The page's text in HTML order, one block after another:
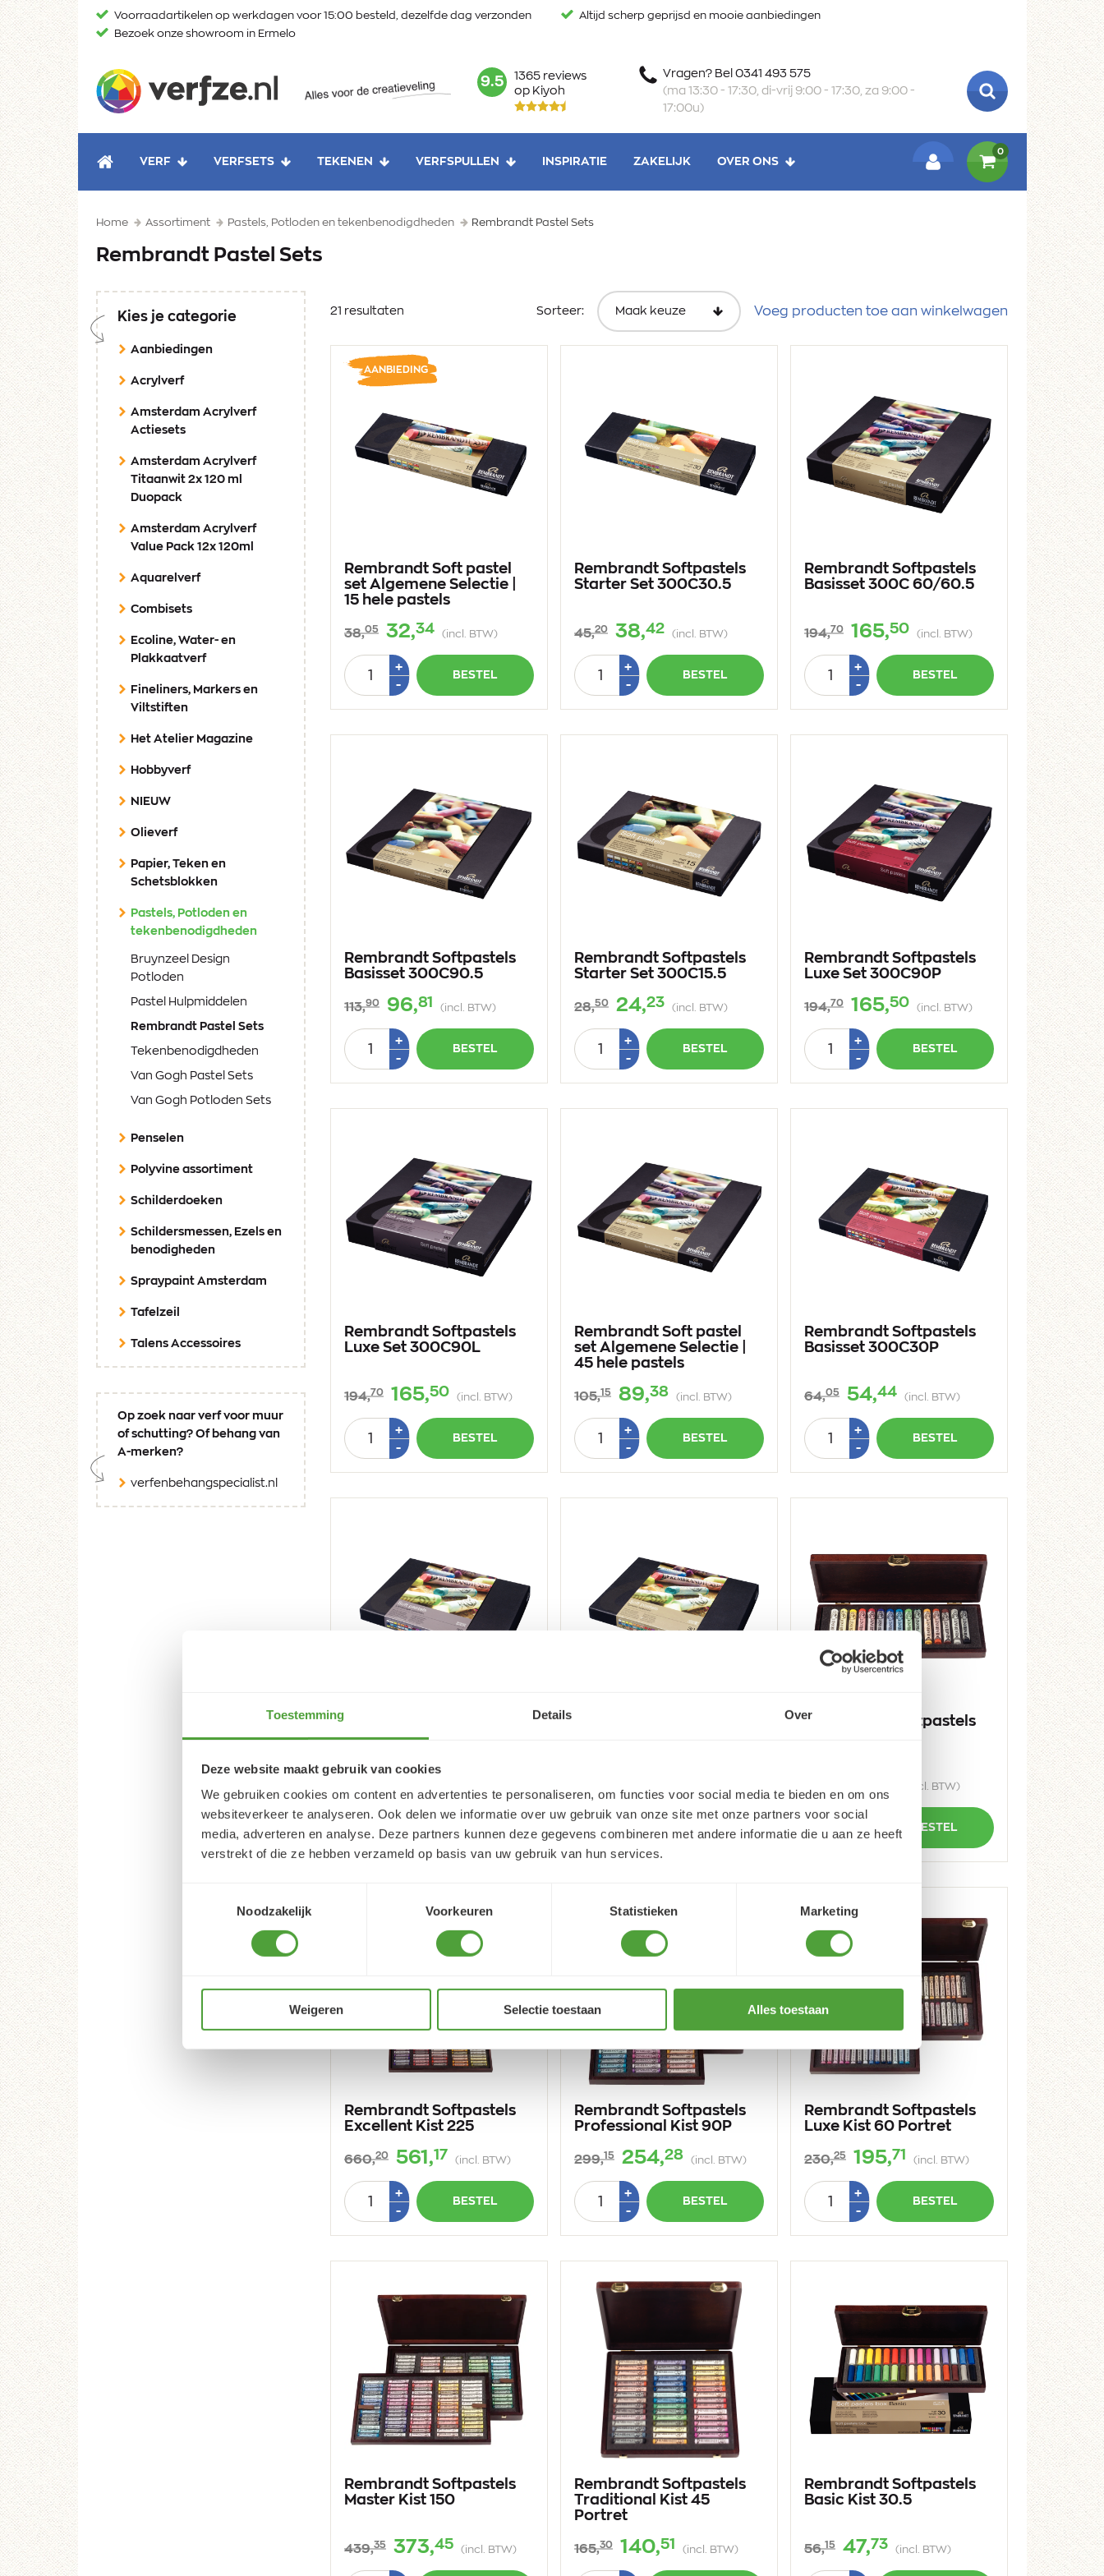
Toestemming Details Over
Deze website maakt gebruik van cookies
We gebruiken cookies om content en advertenties te personaliseren, om functies voor social media te bieden en om ons
websiteverkeer te analyseren. Ook delen we informatie over uw gebruik van onze site met onze partners voor social
media, adverteren en analyse. Deze partners kunnen deze gegevens combineren met andere informatie die u aan ze heeft
verstrekt of die ze hebben verzameld op basis van uw gebruik van hun services.
Noodzakelijk
Voorkeuren Statistieken Marketing
Weigeren Selectie toestaan Alles toestaan
naar
Voorraadartikelen op werkdagen voor 15:00 besteld, dezelfde dag verzonden
Altijd scherp geprijsd en mooie aanbiedingen
Bezoek onze showroom in Ermelo
mark:
9.5
1365 reviews
op Kiyoh
Vragen? Bel 0341 493 575
(ma 13:30 - 17:30, di-vrij 9:00 - 17:30, za 9:00 -
17:00u)
ZOEKEN
HOME
VERF VERFSETS TEKENEN VERFSPULLEN INSPIRATIE ZAKELIJK
OVER ONS
0
Home Assortiment Pastels, Potloden en tekenbenodigdheden Rembrandt Pastel Sets
Rembrandt Pastel Sets
Kies je categorie
Aanbiedingen
Acrylverf
Amsterdam Acrylverf
Actiesets
Amsterdam Acrylverf
Titaanwit 2x 120 ml
Duopack
Amsterdam Acrylverf
Value Pack 12x 120ml
Aquarelverf
Combisets
Ecoline, Water- en
Plakkaatverf
Fineliners, Markers en
Viltstiften
Het Atelier Magazine
Hobbyverf
NIEUW
Olieverf
Papier, Teken en
Schetsblokken
Pastels, Potloden en
tekenbenodigdheden (current)
Bruynzeel Design
Potloden
Pastel Hulpmiddelen
Rembrandt Pastel Sets(current)
Tekenbenodigdheden
Van Gogh Pastel Sets
Van Gogh Potloden Sets
Penselen
Polyvine assortiment
Schilderdoeken
Schildersmessen, Ezels en
benodigheden
Spraypaint Amsterdam
Tafelzeil
Talens Accessoires
Op zoek naar verf voor muur
of schutting? Of behang van
A-merken?
verfenbehangspecialist.nl
21 resultaten Sorteer: Voeg producten toe aan winkelwagen
Rembrandt Soft pastel
set Algemene Selectie |
15 hele pastels
38,05 32,34 (incl. BTW)
AANBIEDING
Aantal +Plus
-Min
BESTEL
Rembrandt Softpastels
Starter Set 300C30.5
45,20 38,42 (incl. BTW)
Aantal +Plus
-Min
BESTEL
Rembrandt Softpastels
Basisset 300C 60/60.5
194,70 165,50 (incl. BTW)
Aantal +Plus
-Min
BESTEL
Rembrandt Softpastels
Basisset 300C90.5
113,90 96,81 (incl. BTW)
Aantal +Plus
-Min
BESTEL
Rembrandt Softpastels
Starter Set 300C15.5
28,50 24,23 (incl. BTW)
Aantal +Plus
-Min
BESTEL
Rembrandt Softpastels
Luxe Set 300C90P
194,70 165,50 (incl. BTW)
Aantal +Plus
-Min
BESTEL
Rembrandt Softpastels
Luxe Set 300C90L
194,70 165,50 (incl. BTW)
Aantal +Plus
-Min
BESTEL
Rembrandt Soft pastel
set Algemene Selectie |
45 hele pastels
105,15 89,38 (incl. BTW)
Aantal +Plus
-Min
BESTEL
Rembrandt Softpastels
Basisset 300C30P
64,05 54,44 (incl. BTW)
Aantal +Plus
-Min
BESTEL
Basisset 300C30L
(incl. BTW)
Aantal +Plus
1
-Min
1
BESTEL
54, (incl. BTW)
Aantal +Plus
1
-Min
1
BESTEL
Rembrandt Softpastels
59, (incl. BTW)
Aantal +Plus
1
-Min
BESTEL
Rembrandt Softpastels
Excellent Kist 225
660,20 561,17 (incl. BTW)
Aantal +Plus
-Min
BESTEL
Rembrandt Softpastels
Professional Kist 90P
299,15 254,28 (incl. BTW)
Aantal +Plus
-Min
BESTEL
Rembrandt Softpastels
Luxe Kist 60 Portret
230,25 195,71 (incl. BTW)
Aantal +Plus
-Min
BESTEL
Rembrandt Softpastels
Master Kist 150
439,35 373,45 (incl. BTW)
Rembrandt Softpastels
Traditional Kist 45
Portret
165,30 140,51 (incl. BTW)
Rembrandt Softpastels
Basic Kist 30.5
56,15 47,73 (incl. BTW)